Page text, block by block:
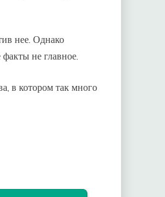
нее. Однако
не главное.
в котором так много